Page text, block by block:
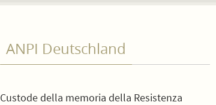
ANPI Deutschland
Custode della memoria della Resistenza